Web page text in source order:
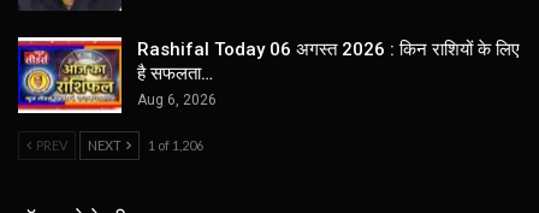
Rashifal Today 06 अगस्त 2026 : किन राशियों के लिए
है सफलता…
Aug 6, 2026
PREV NEXT 1 of 1,206